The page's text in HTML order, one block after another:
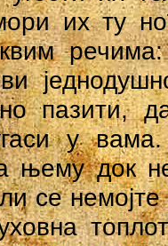
их ту
ви
пазити,
у
њему док
се